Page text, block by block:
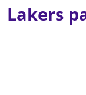
Lakers